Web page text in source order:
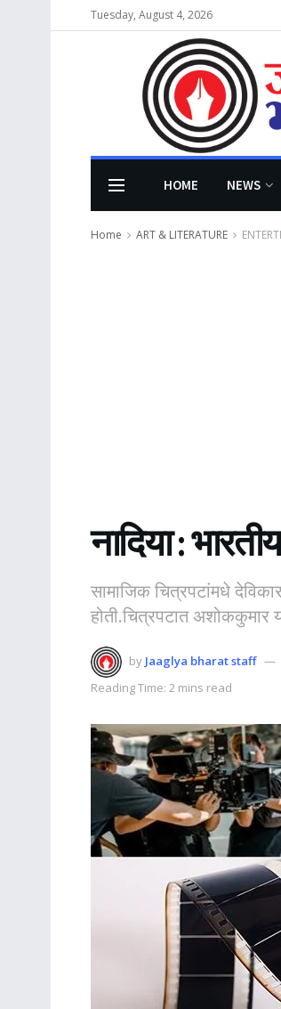
Tuesday, August 4, 2026
HOME NEWS
Home ART & LITERATURE
नादिया :
सामाजिक चित्रपटांमधे
होती.चित्रपटात अशोककुमार
by Jaaglya bharat staff
Reading Time: 2 mins read